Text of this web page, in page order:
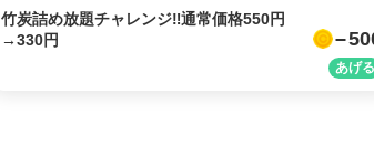
竹炭詰め放題チャレンジ‼︎通常価格550円
→330円